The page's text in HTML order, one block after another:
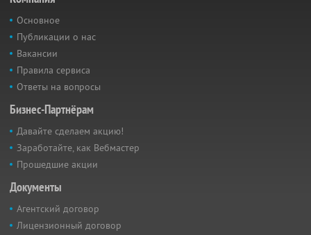
Основное
Публикации о нас
Вакансии
Правила сервиса
Ответы на вопросы
Бизнес-Партнёрам
Давайте сделаем акцию!
Заработайте, как Вебмастер
Прошедшие акции
Документы
Агентский договор
Лицензионный договор